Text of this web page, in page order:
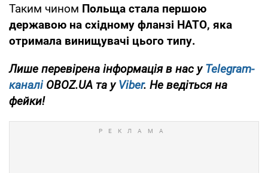
Таким чином Польща стала першою
державою на східному фланзі НАТО, яка
отримала винищувачі цього типу.
Лише перевірена інформація в нас уTelegram-
каналіOBOZ.UA та уViber. Не ведіться на
фейки!